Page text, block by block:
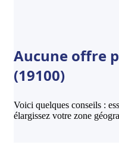
Aucune offre
(19100)
Voici quelques conseils :
élargissez votre zone